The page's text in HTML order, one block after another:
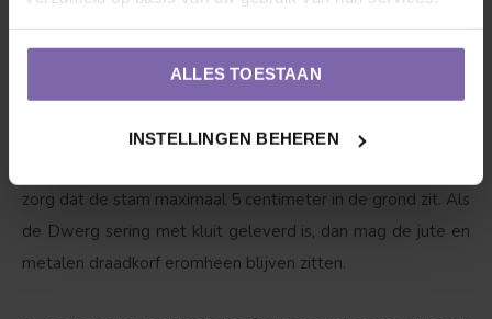
ALLES TOESTAAN
INSTELLINGEN BEHEREN
Flowerfesta White te vriend houdt.
: Nadat de plant de reis heeft afgelegd vanuit
onze boomkwekerij tot in jouw tuin begint het pas echt
voor jou en de sering. Graaf een ruim gat voor de wortels
zorg dat de stam maximaal 5 centimeter in de grond zit. Als
de Dwerg sering met kluit geleverd is, dan mag de jute en
metalen draadkorf eromheen blijven zitten.